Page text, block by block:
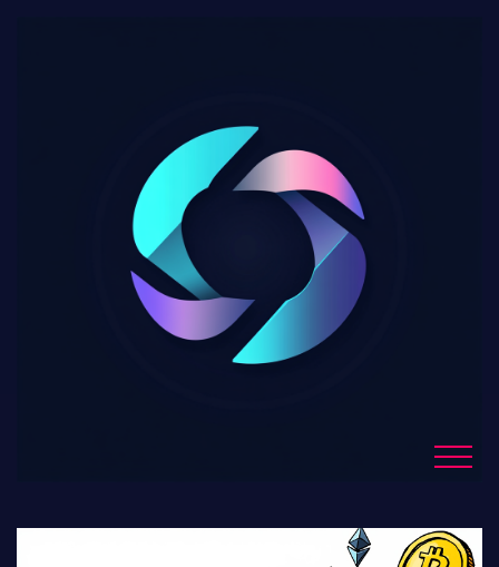
Une Crypto Treasury
méconnue connaît une
hausse vertigineuse de
30 447 % !
Blog Details